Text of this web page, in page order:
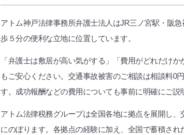
アトム神戸法律事務所弁護士法人はJR三ノ宮駅・阪
歩５分の便利な立地に位置しています。
「弁護士は敷居が高い気がする」「費用がどれだけ
もご安心ください。交通事故被害のご相談は相談料0
す。成功報酬などの費用についても事前に明確にご説
アトム法律税務グループは全国各地に拠点を展開し
にのぼります。各拠点の経験に加え、全国で蓄積さ